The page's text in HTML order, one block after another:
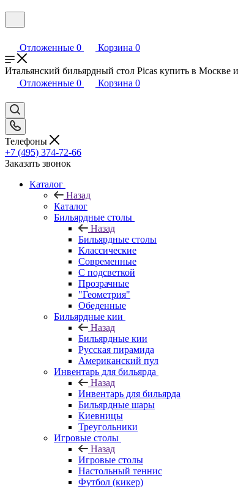
Отложенные 0 Корзина 0
Итальянский бильярдный стол Picas купить в Москве
Отложенные 0 Корзина 0
Телефоны
+7 (495) 374-72-66
Заказать звонок
Каталог
Назад
Каталог
Бильярдные столы
Назад
Бильярдные столы
Классические
Современные
С подсветкой
Прозрачные
"Геометрия"
Обеденные
Бильярдные кии
Назад
Бильярдные кии
Русская пирамида
Американский пул
Инвентарь для бильярда
Назад
Инвентарь для бильярда
Бильярдные шары
Киевницы
Треугольники
Игровые столы
Назад
Игровые столы
Настольный теннис
Футбол (кикер)